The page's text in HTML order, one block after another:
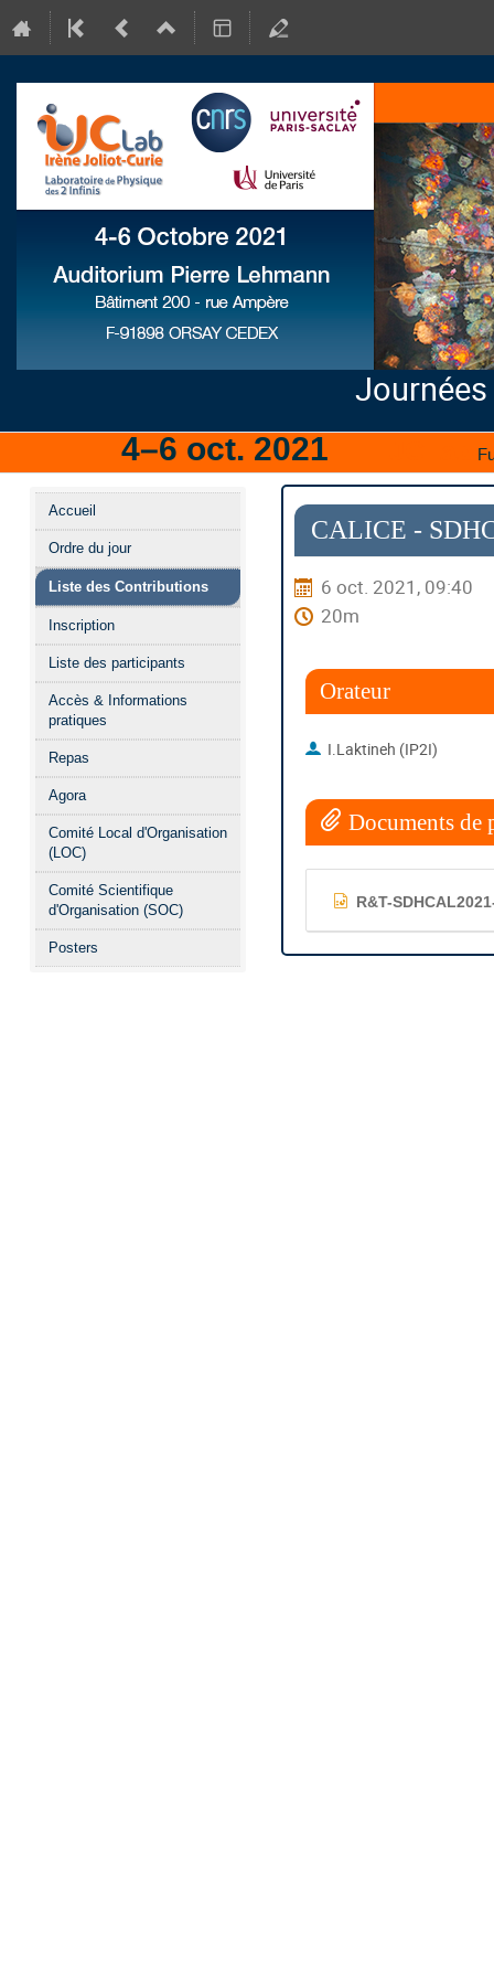
Journées
4–6 oct. 2021
Menu
de
l'événement
Accueil
Ordre du jour
Liste des Contributions
Inscription
Liste des participants
Accès & Informations
pratiques
Repas
Agora
Comité Local d'Organisation
(LOC)
Comité Scientifique
d'Organisation (SOC)
Posters
CALICE -
6 oct. 2021, 09:40
20m
Orateur
I.Laktineh (IP2I)
Documents de
R&T-